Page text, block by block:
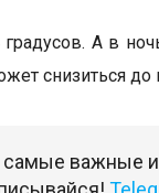
А в
снизиться до
важные